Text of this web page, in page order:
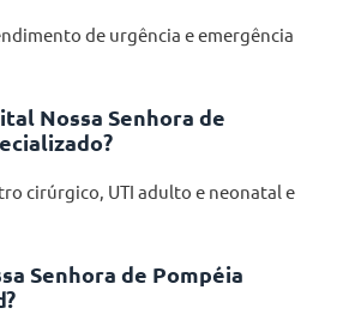
de urgência e emergência
Nossa Senhora de
cirúrgico, UTI adulto e neonatal e
Senhora de Pompéia